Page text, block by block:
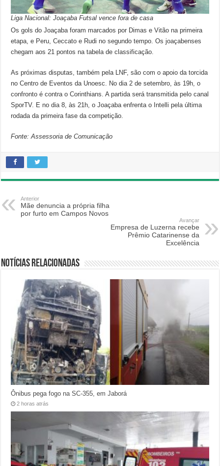
Liga Nacional: Joaçaba Futsal vence fora de casa
Os gols do Joaçaba foram marcados por Dimas e Vitão na primeira
etapa, e Peru, Ceccato e Rudi no segundo tempo. Os joaçabenses
chegam aos 21 pontos na tabela de classificação.
As próximas disputas, também pela LNF, são com o apoio da torcida
no Centro de Eventos da Unoesc. No dia 2 de setembro, às 19h, o
confronto é contra o Corinthians. A partida será transmitida pelo canal
SporTV. E no dia 8, às 21h, o Joaçaba enfrenta o Intelli pela última
rodada da primeira fase da competição.
Fonte: Assessoria de Comunicação
Anterior
Mãe denuncia a própria filha
por furto em Campos Novos
Avançar
Empresa de Luzerna recebe
Prêmio Catarinense da
Excelência
Notícias relacionadas
Ônibus pega fogo na SC-355, em Jaborá
2 horas atrás